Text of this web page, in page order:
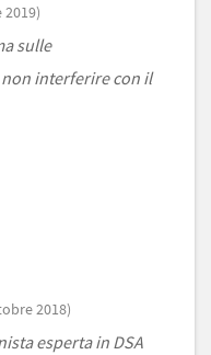
sulle
interferire con il
2018)
esperta in DSA